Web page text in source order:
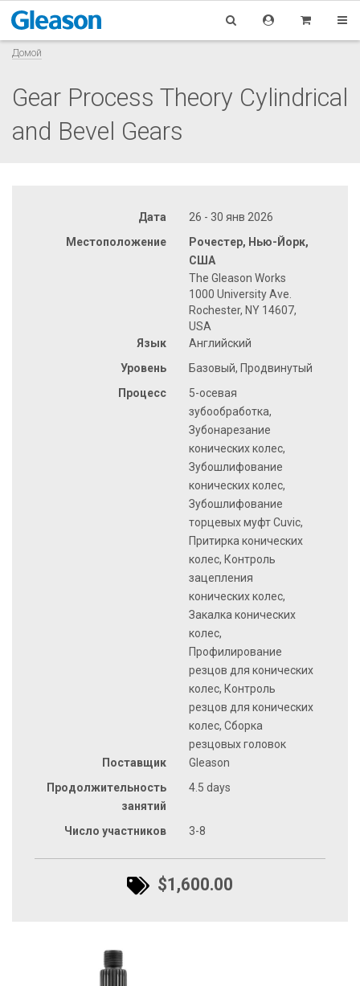
Домой
Gear Process Theory Cylindrical
and Bevel Gears
Дата
26 - 30 янв 2026
Местоположение
Рочестер, Нью-Йорк,
США
The Gleason Works
1000 University Ave.
Rochester, NY 14607,
USA
Язык
Английский
Уровень
Базовый, Продвинутый
Процесс
5-осевая
зубообработка,
Зубонарезание
конических колес,
Зубошлифование
конических колес,
Зубошлифование
торцевых муфт Cuvic,
Притирка конических
колес, Контроль
зацепления
конических колес,
Закалка конических
колес,
Профилирование
резцов для конических
колес, Контроль
резцов для конических
колес, Сборка
резцовых головок
Поставщик
Gleason
Продолжительность
занятий
4.5 days
Число участников 3-8
$1,600.00